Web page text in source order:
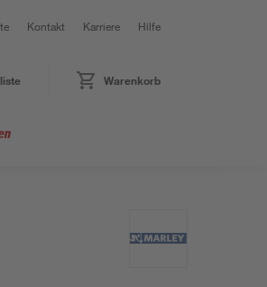
Kontakt Karriere Hilfe
Warenkorb